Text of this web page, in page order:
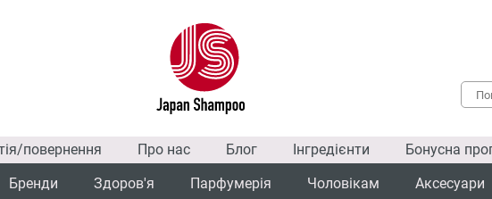
повернення Про нас Блог Інгредієнти Бонусна
Бренди
Здоров'я Парфумерія Чоловікам Аксесуари